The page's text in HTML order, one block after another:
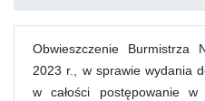
Obwieszczenie
2023 r., w sprawie wydania
w całości postępowanie